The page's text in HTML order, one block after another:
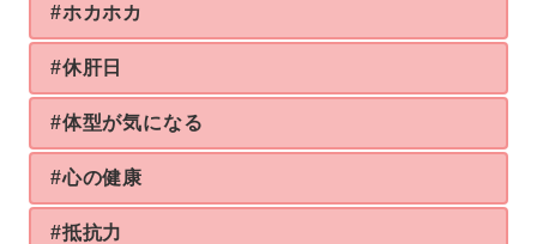
#ホカホカ
#休肝日
#体型が気になる
#心の健康
#抵抗力